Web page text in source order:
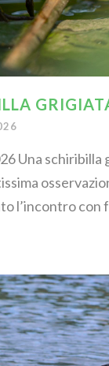
Una
l’incontro con